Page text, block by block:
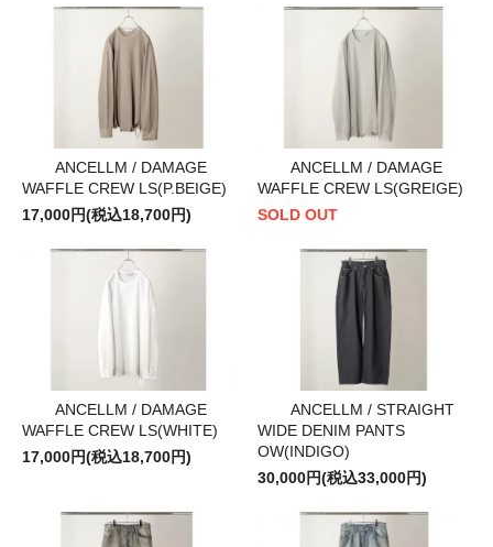
ANCELLM / DAMAGE
WAFFLE CREW LS(P.BEIGE)
17,000円(税込18,700円)
ANCELLM / DAMAGE
WAFFLE CREW LS(GREIGE)
SOLD OUT
ANCELLM / DAMAGE
WAFFLE CREW LS(WHITE)
17,000円(税込18,700円)
ANCELLM / STRAIGHT
WIDE DENIM PANTS
OW(INDIGO)
30,000円(税込33,000円)